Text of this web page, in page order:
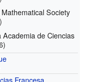
Society
Academia de Ciencias
Francesa